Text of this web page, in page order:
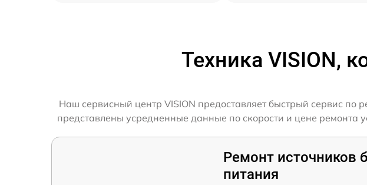
Техника VISION,
Наш сервисный центр VISION предоставляет быстрый сервис по
представлены усредненные данные по скорости и цене ремонта
Ремонт источников
питания